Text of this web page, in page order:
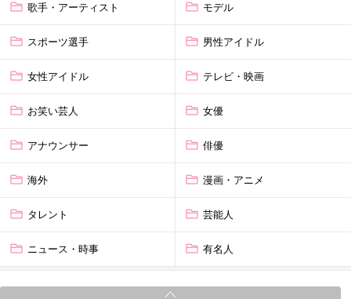
歌手・アーティスト モデル
スポーツ選手 男性アイドル
女性アイドル テレビ・映画
お笑い芸人 女優
アナウンサー 俳優
海外 漫画・アニメ
タレント 芸能人
ニュース・時事 有名人